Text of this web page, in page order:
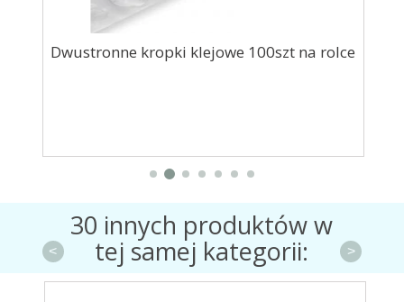
Dwustronne kropki klejowe 100szt na rolce
30 innych produktów w
tej samej kategorii:
< >